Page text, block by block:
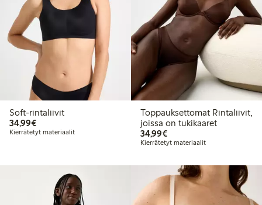
Soft-rintaliivit
34,99€34,99 €
Kierrätetyt materiaalit
Toppauksettomat Rintaliivit,
joissa on tukikaaret
34,99€34,99 €
Kierrätetyt materiaalit